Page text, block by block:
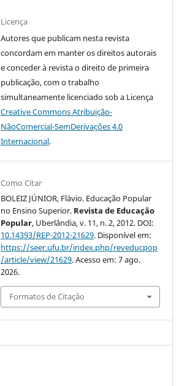
Licença
Autores que publicam nesta revista
concordam em manter os direitos autorais
e conceder à revista o direito de primeira
publicação, com o trabalho
simultaneamente licenciado sob a Licença
Creative Commons Atribuição-
NãoComercial-SemDerivações 4.0
Internacional.
Como Citar
BOLEIZ JÚNIOR, Flávio. Educação Popular
no Ensino Superior. Revista de Educação
Popular, Uberlândia, v. 11, n. 2, 2012. DOI:
10.14393/REP-2012-21629. Disponível em:
https://seer.ufu.br/index.php/reveducpop
/article/view/21629. Acesso em: 7 ago.
2026.
Formatos de Citação